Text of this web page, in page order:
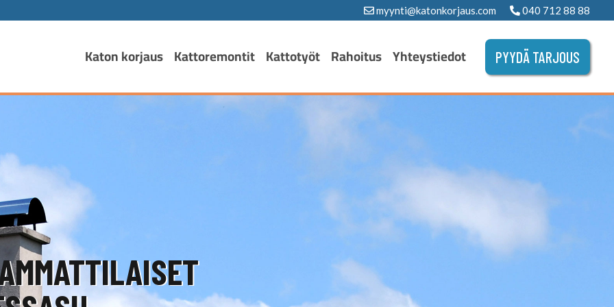
myynti@katonkorjaus.com 040 712 88 88
Katon korjaus Kattoremontit Kattotyöt Rahoitus Yhteystiedot PYYDÄ TARJOUS